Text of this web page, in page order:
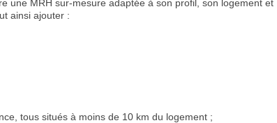
une MRH sur-mesure adaptée à son profil, son logement et
ainsi ajouter :
tous situés à moins de 10 km du logement ;